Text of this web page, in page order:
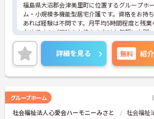
福島県大沼郡会津美里町に位置するグループホー
ム・小規模多機能型居宅介護です。資格をお持
あれば経験は不問です。月平均5時間程度と残業
なめです！ご興味をお持ちの方はお気軽にお問
わせください。
詳細を見る 無料 紹
グループホーム
社会福祉法人心愛会ハーモニーみさと 社会福祉